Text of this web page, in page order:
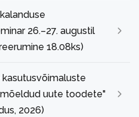
26.–27. augustil
18.08ks)
uute toodete"
2026)